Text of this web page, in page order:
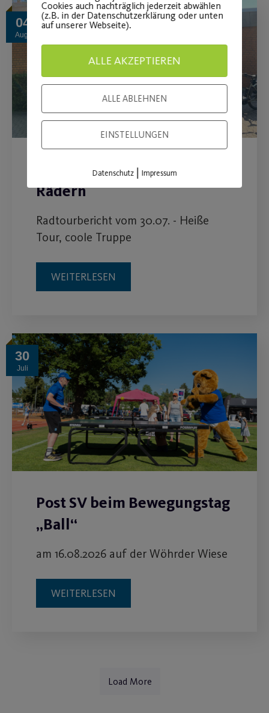
04
Aug.
Hitzeschlacht auf zwei
Rädern
Radtourbericht vom 30.07. - Heiße
Tour, coole Truppe
WEITERLESEN
30
Juli
Post SV beim Bewegungstag
„Ball“
am 16.08.2026 auf der Wöhrder Wiese
WEITERLESEN
Load More
Cookies auch nachträglich jederzeit abwählen
(z.B. in der Datenschutzerklärung oder unten
auf unserer Webseite).
ALLE AKZEPTIEREN
ALLE ABLEHNEN
EINSTELLUNGEN
Datenschutz| Impressum